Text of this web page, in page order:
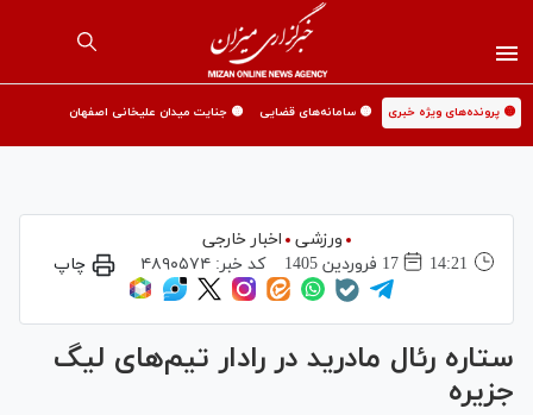
🟡 پرونده‌های ویژه خبری 🟡 سامانه‌های قضایی 🟡 جنایت میدان علیخانی اصفهان
ورزشی
اخبار خارجی
14:21
17 فروردين 1405 کد خبر: ۴۸۹۰۵۷۴ چاپ
ستاره رئال مادرید در رادار تیم‌های لیگ
جزیره